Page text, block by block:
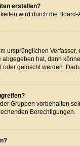
erstellen?
wird durch die
ursprünglichen
hat, dann
gelöscht werden.
Gruppen vorbehalten
Berechtigungen.